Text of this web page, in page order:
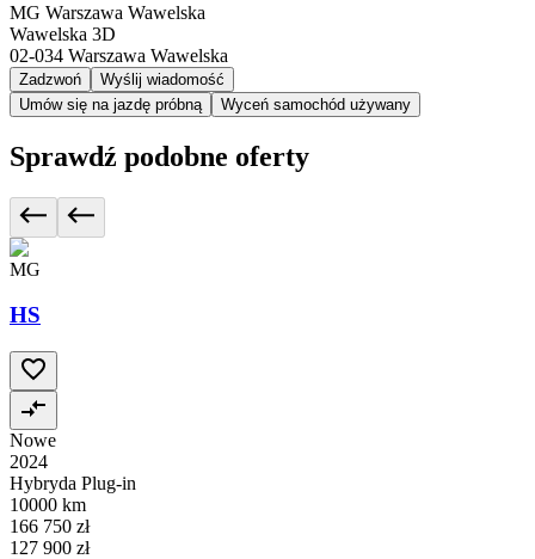
MG Warszawa Wawelska
Wawelska 3D
02-034 Warszawa Wawelska
Zadzwoń
Wyślij wiadomość
Umów się na jazdę próbną
Wyceń samochód używany
Sprawdź podobne oferty
MG
HS
Nowe
2024
Hybryda Plug-in
10000 km
166 750 zł
127 900 zł